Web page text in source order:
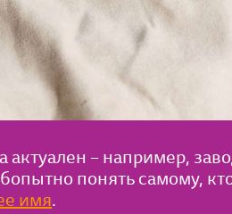
– например,
понять самому,
имя.